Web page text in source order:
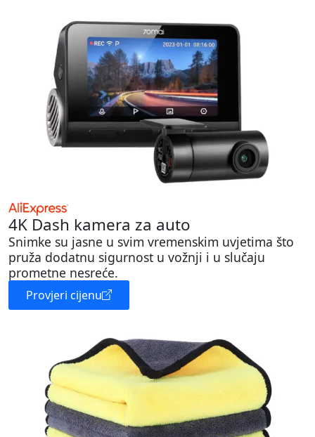
4K Dash kamera za auto
Snimke su jasne u svim vremenskim uvjetima što
pruža dodatnu sigurnost u vožnji i u slučaju
prometne nesreće.
Provjeri cijenu